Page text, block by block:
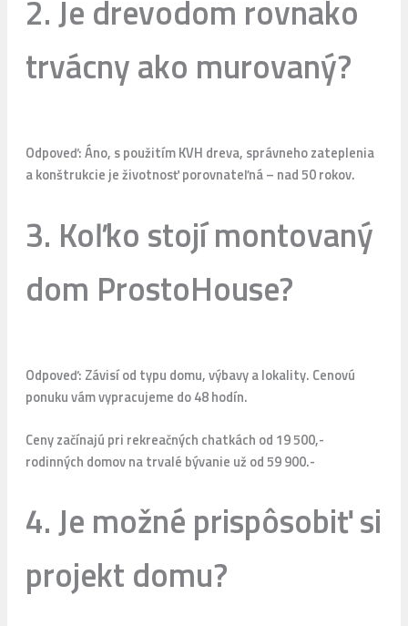
2. Je drevodom rovnako
trvácny ako murovaný?
Odpoveď: Áno, s použitím KVH dreva, správneho zateplenia
a konštrukcie je životnosť porovnateľná – nad 50 rokov.
3. Koľko stojí montovaný
dom ProstoHouse?
Odpoveď: Závisí od typu domu, výbavy a lokality. Cenovú
ponuku vám vypracujeme do 48 hodín.
Ceny začínajú pri rekreačných chatkách od 19 500,-
rodinných domov na trvalé bývanie už od 59 900.-
4. Je možné prispôsobiť si
projekt domu?